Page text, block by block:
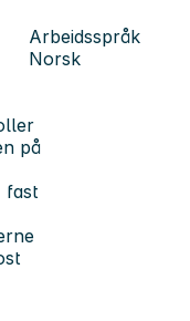
Arbeidsspråk
Norsk
på
fast